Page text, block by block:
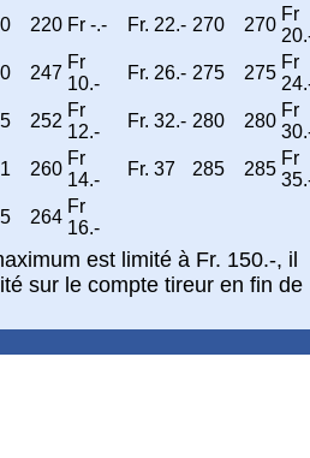
220 Fr -.- Fr. 22.- 270 270
Fr
247
Fr
10.-
Fr. 26.- 275 275
Fr
252
Fr
12.-
Fr. 32.- 280 280
Fr
260
Fr
14.-
Fr. 37 285 285
Fr
264
Fr
16.-
est limité à Fr. 150.-, il
sur le compte tireur en fin de